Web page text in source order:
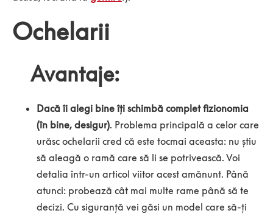
Ochelarii
Avantaje:
Dacă îi alegi bine îți schimbă complet fizionomia
(în bine, desigur). Problema principală a celor care
urăsc ochelarii cred că este tocmai aceasta: nu știu
să aleagă o ramă care să li se potrivească. Voi
detalia într-un articol viitor acest amănunt. Până
atunci: probează cât mai multe rame până să te
decizi. Cu siguranță vei găsi un model care să-ți